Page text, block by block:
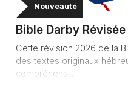
Nouveauté
Bible Darby
Cette révision 2026 de la
des textes originaux
compréhens...